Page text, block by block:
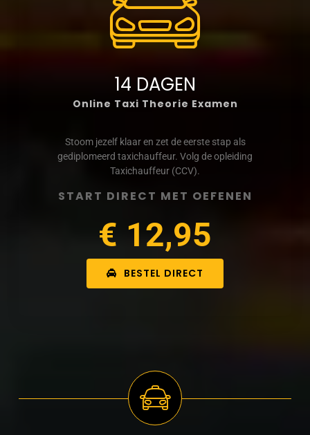
14 DAGEN
Online Taxi Theorie Examen
Stoom jezelf klaar en zet de eerste stap als
gediplomeerd taxichauffeur. Volg de opleiding
Taxichauffeur (CCV).
START DIRECT MET OEFENEN
€ 12,95
BESTEL DIRECT